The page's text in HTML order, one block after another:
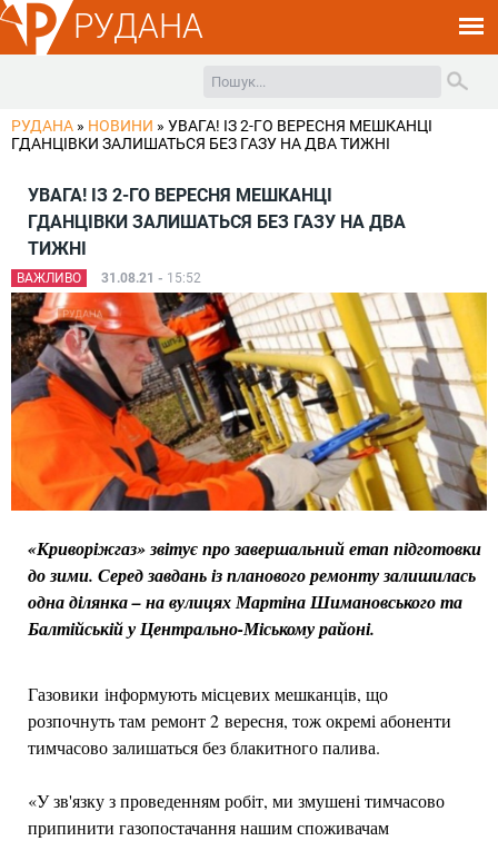
РУДАНА
РУДАНА » НОВИНИ » УВАГА! ІЗ 2-ГО ВЕРЕСНЯ МЕШКАНЦІ
ГДАНЦІВКИ ЗАЛИШАТЬСЯ БЕЗ ГАЗУ НА ДВА ТИЖНІ
УВАГА! ІЗ 2-ГО ВЕРЕСНЯ МЕШКАНЦІ
ГДАНЦІВКИ ЗАЛИШАТЬСЯ БЕЗ ГАЗУ НА ДВА
ТИЖНІ
ВАЖЛИВО 31.08.21 - 15:52
«Криворіжгаз» звітує про завершальний етап підготовки
до зими. Серед завдань із планового ремонту залишилась
одна ділянка – на вулицях Мартіна Шимановського та
Балтійській у Центрально-Міському районі.
Газовики інформують місцевих мешканців, що
розпочнуть там ремонт 2 вересня, тож окремі абоненти
тимчасово залишаться без блакитного палива.
«У зв'язку з проведенням робіт, ми змушені тимчасово
припинити газопостачання нашим споживачам